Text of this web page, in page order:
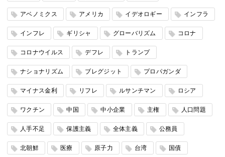
アベノミクス アメリカ イデオロギー インフラ
インフレ ギリシャ グローバリズム コロナ
コロナウイルス デフレ トランプ
ナショナリズム ブレグジット プロパガンダ
マイナス金利 リフレ ルサンチマン ロシア
ワクチン 中国 中小企業 主権 人口問題
人手不足 保護主義 全体主義 公務員
北朝鮮 医療 原子力 台湾 国債